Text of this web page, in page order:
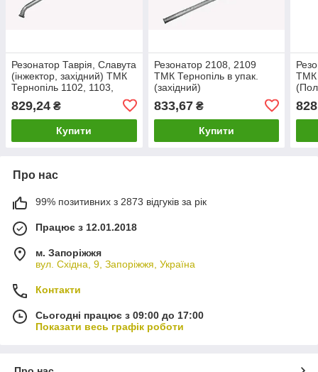
Резонатор Таврія, Славута
(інжектор, західний) ТМК
Тернопіль 1102, 1103,
1105 (1102-1202009-01)
829,24 ₴
Купити
Резонатор 2108, 2109
ТМК Тернопіль в упак.
(західний)
833,67₴
Купити
ТМК
Про нас
99% позитивних з 2873 відгуків за рік
Працює з 12.01.2018
м. Запоріжжя
вул. Східна, 9, Запоріжжя, Україна
Контакти
Сьогодні працює з 09:00 до 17:00
Показати весь графік роботи